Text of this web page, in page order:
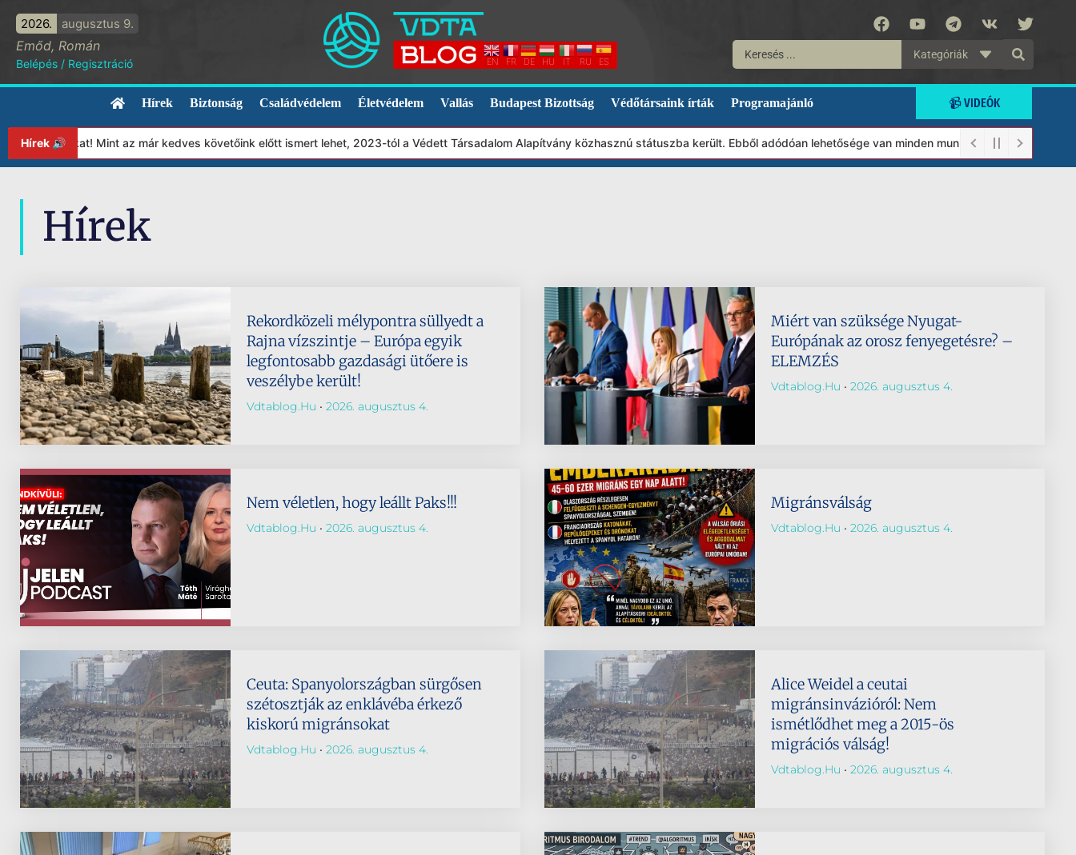
2026. augusztus 9.
Emőd, Román
Belépés / Regisztráció EN FR DE HU IT RU ES
Kategóriák
Hírek Biztonság Családvédelem Életvédelem Vallás Budapest Bizottság Védőtársaink írták Programajánló 📹 VIDEÓK
Hírek 🔊 Mint az már kedves követőink előtt ismert lehet, 2023-tól a Védett Társadalom Alapítvány közhasznú státuszba került. Ebből adódóan lehetősége van minden munkánkat segíteni
Hírek
Rekordközeli mélypontra süllyedt a
Rajna vízszintje – Európa egyik
legfontosabb gazdasági ütőere is
veszélybe került!
Vdtablog.hu 2026. augusztus 4.
Miért van szüksége Nyugat-
Európának az orosz fenyegetésre? –
ELEMZÉS
Vdtablog.hu 2026. augusztus 4.
Nem véletlen, hogy leállt Paks!!!
Vdtablog.hu 2026. augusztus 4.
Migránsválság
Vdtablog.hu 2026. augusztus 4.
Ceuta: Spanyolországban sürgősen
szétosztják az enklávéba érkező
kiskorú migránsokat
Vdtablog.hu 2026. augusztus 4.
Alice Weidel a ceutai
migránsinvázióról: Nem
ismétlődhet meg a 2015-ös
migrációs válság!
Vdtablog.hu 2026. augusztus 4.